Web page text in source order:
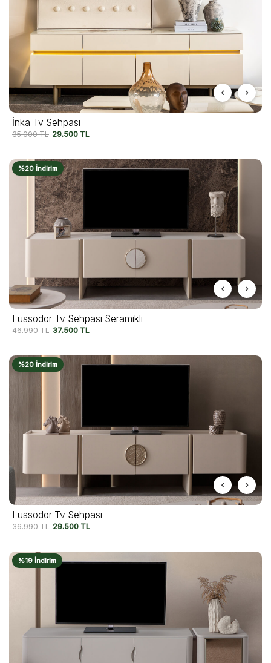
İnka Tv Sehpası
35.000TL 29.500 TL
%20 İndirim
Lussodor Tv Sehpası Seramikli
46.990TL 37.500 TL
%20 İndirim
Lussodor Tv Sehpası
36.990TL 29.500 TL
%19 İndirim